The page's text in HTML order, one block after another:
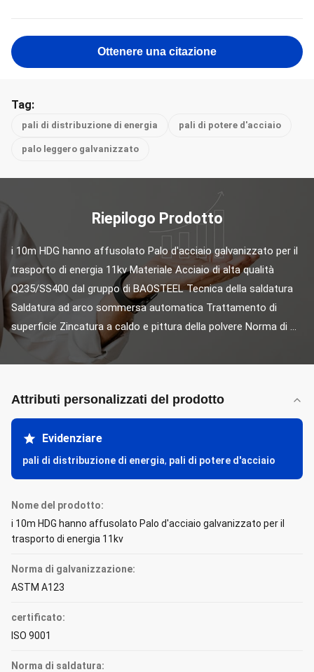
Ottenere una citazione
Tag:
pali di distribuzione di energia pali di potere d'acciaio
palo leggero galvanizzato
Riepilogo Prodotto
i 10m HDG hanno affusolato Palo d'acciaio galvanizzato per il
trasporto di energia 11kv Materiale Acciaio di alta qualità
Q235/SS400 dal gruppo di BAOSTEEL Tecnica della saldatura
Saldatura ad arco sommersa automatica Trattamento di
superficie Zincatura a caldo e pittura della polvere Norma di ...
Attributi personalizzati del prodotto
Evidenziare
pali di distribuzione di energia, pali di potere d'acciaio
Nome del prodotto:
i 10m HDG hanno affusolato Palo d'acciaio galvanizzato per il
trasporto di energia 11kv
Norma di galvanizzazione:
ASTM A123
certificato:
ISO 9001
Norma di saldatura: